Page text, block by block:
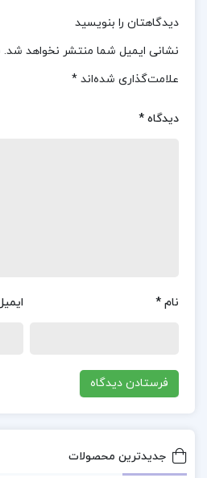
مبانی نظری و علمی، به
کل، این اثر به‌عنوان یک منبع
بخشی از کتاب رفتاردرمانی
کتاب رفتاردرمانی دیالکتیکی
دیدگاهتان را بنویسید
نشانی ایمیل شما منتشر نخواهد شد.
علامت‌گذاری شده‌اند *
دیدگاه *
نام *
جدیدترین محصولات